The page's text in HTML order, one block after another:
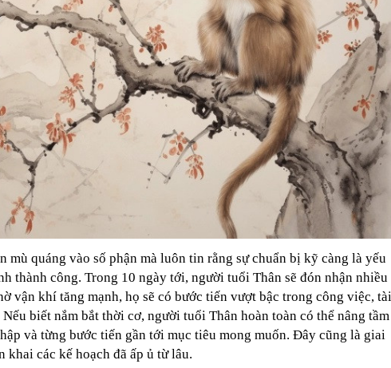
mù quáng vào số phận mà luôn tin rằng sự chuẩn bị kỹ càng là yếu
thành công. Trong 10 ngày tới, người tuổi Thân sẽ đón nhận nhiều
vận khí tăng mạnh, họ sẽ có bước tiến vượt bậc trong công việc, tài
biết nắm bắt thời cơ, người tuổi Thân hoàn toàn có thể nâng tầm
và từng bước tiến gần tới mục tiêu mong muốn. Đây cũng là giai
khai các kế hoạch đã ấp ủ từ lâu.